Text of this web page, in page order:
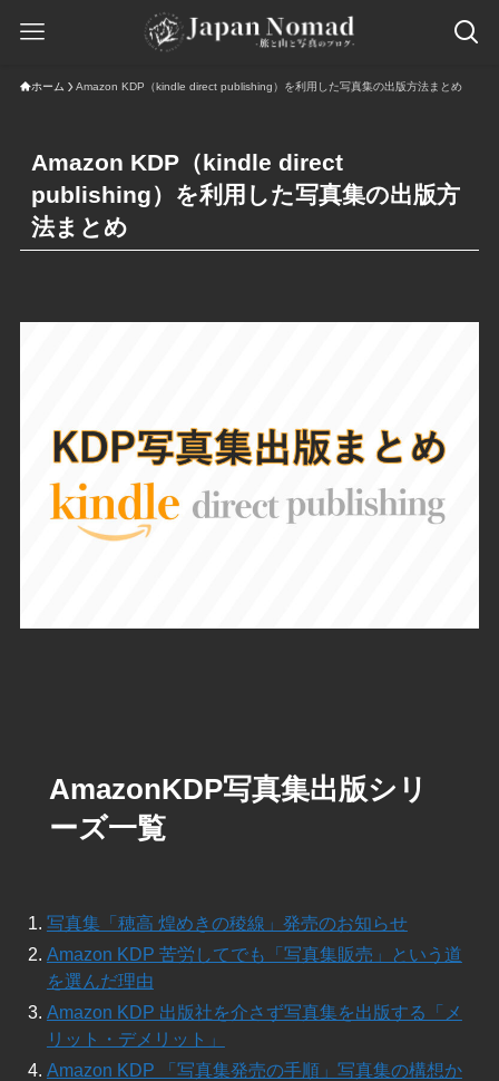
ホーム Amazon KDP（kindle direct publishing）を利用した写真集の出版方法まとめ
Amazon KDP（kindle direct
publishing）を利用した写真集の出版方
法まとめ
AmazonKDP写真集出版シリ
ーズ一覧
写真集「穂高 煌めきの稜線」発売のお知らせ
Amazon KDP 苦労してでも「写真集販売」という道
を選んだ理由
Amazon KDP 出版社を介さず写真集を出版する「メ
リット・デメリット」
Amazon KDP 「写真集発売の手順」写真集の構想か